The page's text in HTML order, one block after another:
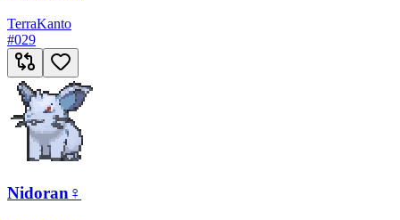
TerraKanto
#029
Nidoran♀